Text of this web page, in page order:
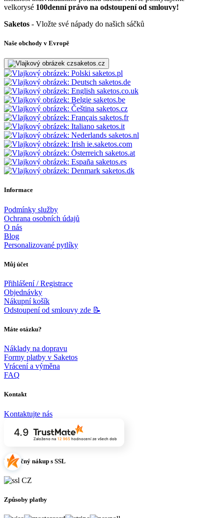
velkorysé 100denní právo na odstoupení od smlouvy!
Saketos - Vložte své nápady do našich sáčků
Naše obchody v Evropě
saketos.cz
saketos.pl
saketos.de
saketos.co.uk
saketos.be
saketos.cz
saketos.fr
saketos.it
saketos.nl
ie.saketos.com
saketos.at
saketos.es
saketos.dk
Informace
Podmínky služby
Ochrana osobních údajů
O nás
Blog
Personalizované pytlíky
Můj účet
Přihlášení / Registrace
Objednávky
Nákupní košík
Odstoupení od smlouvy zde 📝
Máte otázku?
Náklady na dopravu
Formy platby v Saketos
Vrácení a výměna
FAQ
Kontakt
Kontaktujte nás
4.9
Založeno na 12 965hodnocení ze všech dob
Bezpečný nákup s SSL
Způsoby platby